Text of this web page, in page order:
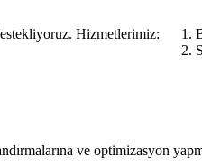
Hizmetlerimiz:
ve optimizasyon